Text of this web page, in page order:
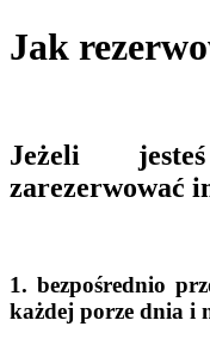
Jak
Jeżeli
zarezerwować
1. bezpośrednio
każdej porze dnia i